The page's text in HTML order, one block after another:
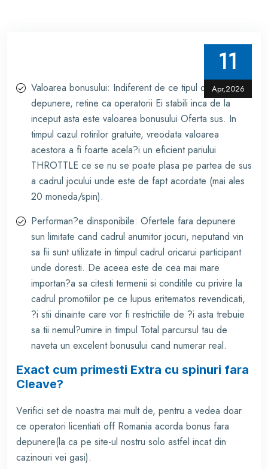
11
Apr,2026
Valoarea bonusului: Indiferent de ce tipul de Fillip fara
depunere, retine ca operatorii Ei stabili inca de la
inceput asta este valoarea bonusului Oferta sus. In
timpul cazul rotirilor gratuite, vreodata valoarea
acestora a fi foarte acela?i un eficient pariului
THROTTLE ce se nu se poate plasa pe partea de sus
a cadrul jocului unde este de fapt acordate (mai ales
20 moneda/spin).
Performan?e dinsponibile: Ofertele fara depunere
sun limitate cand cadrul anumitor jocuri, neputand vin
sa fii sunt utilizate in timpul cadrul oricarui participant
unde doresti. De aceea este de cea mai mare
importan?a sa citesti termenii si conditile cu privire la
cadrul promotiilor pe ce lupus eritematos revendicati,
?i stii dinainte care vor fi restrictiile de ?i asta trebuie
sa tii nemul?umire in timpul Total parcursul tau de
naveta un excelent bonusului cand numerar real.
Exact cum primesti Extra cu spinuri fara
Cleave?
Verifici set de noastra mai mult de, pentru a vedea doar
ce operatori licentiati off Romania acorda bonus fara
depunere(la ca pe site-ul nostru solo astfel incat din
cazinouri vei gasi).